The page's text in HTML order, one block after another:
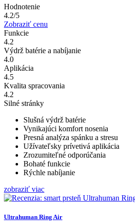
Hodnotenie
4.2/5
Zobraziť cenu
Funkcie
4.2
Výdrž batérie a nabíjanie
4.0
Aplikácia
4.5
Kvalita spracovania
4.2
Silné stránky
Slušná výdrž batérie
Vynikajúci komfort nosenia
Presná analýza spánku a stresu
Užívateľsky prívetivá aplikácia
Zrozumiteľné odporúčania
Bohaté funkcie
Rýchle nabíjanie
zobraziť viac
Ultrahuman Ring Air